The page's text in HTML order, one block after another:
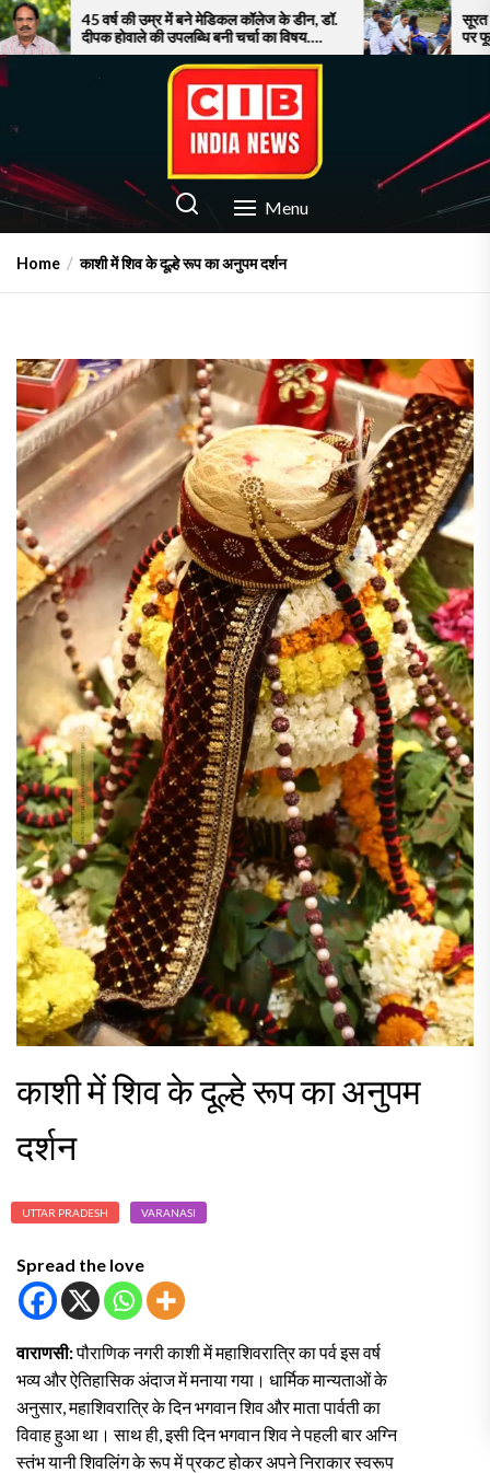
Skip
to
the
content
उम्र में बने मेडिकल कॉलेज के डीन, डॉ.
की उपलब्धि बनी चर्चा का विषय….
सूरत में बाढ़ से बेहाल जनता,
पर फूटा गुस्सा!
CIB INDIA NEWS
Latest News in Azamgarh Menu
Home काशी में शिव के दूल्हे रूप का अनुपम दर्शन
काशी में शिव के दूल्हे रूप का अनुपम
दर्शन
UTTAR PRADESH VARANASI
Spread the love
वाराणसी:पौराणिक नगरी काशी में महाशिवरात्रि का पर्व इस वर्ष
भव्य और ऐतिहासिक अंदाज में मनाया गया। धार्मिक मान्यताओं के
अनुसार, महाशिवरात्रि के दिन भगवान शिव और माता पार्वती का
विवाह हुआ था। साथ ही, इसी दिन भगवान शिव ने पहली बार अग्नि
स्तंभ यानी शिवलिंग के रूप में प्रकट होकर अपने निराकार स्वरूप